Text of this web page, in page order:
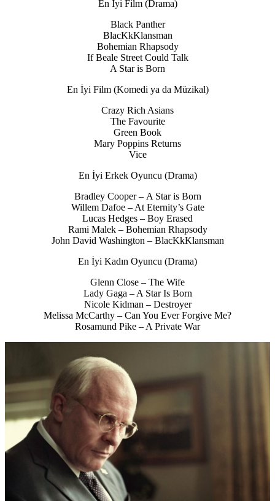
En İyi Film (Drama)
Black Panther
BlacKkKlansman
Bohemian Rhapsody
If Beale Street Could Talk
A Star is Born
En İyi Film (Komedi ya da Müzikal)
Crazy Rich Asians
The Favourite
Green Book
Mary Poppins Returns
Vice
En İyi Erkek Oyuncu (Drama)
Bradley Cooper – A Star is Born
Willem Dafoe – At Eternity’s Gate
Lucas Hedges – Boy Erased
Rami Malek – Bohemian Rhapsody
John David Washington – BlacKkKlansman
En İyi Kadın Oyuncu (Drama)
Glenn Close – The Wife
Lady Gaga – A Star Is Born
Nicole Kidman – Destroyer
Melissa McCarthy – Can You Ever Forgive Me?
Rosamund Pike – A Private War